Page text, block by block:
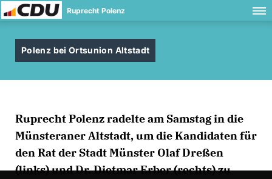
Ruprecht Polenz
Polenz bei Ortsunion Altstadt
Ruprecht Polenz radelte am Samstag in die
Münsteraner Altstadt, um die Kandidaten für
den Rat der Stadt Münster Olaf Dreßen
(links) und Dr. Dietmar Erber (rechts) zu